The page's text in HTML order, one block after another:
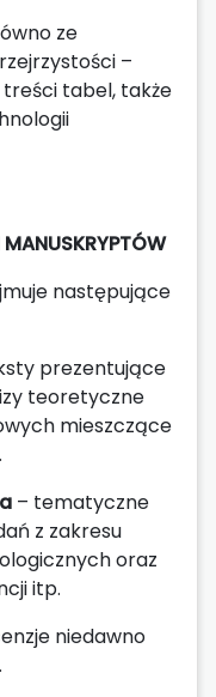
ze
–
treści tabel, także
następujące
prezentujące
teoretyczne
mieszczące
– tematyczne
z zakresu
oraz
itp.
niedawno